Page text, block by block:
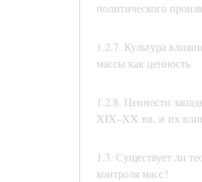
политического
1.2.7. Культура
массы как ценность
1.2.8. Ценности
XIX–XX вв. и их
1.3. Существует ли
контроля масс?